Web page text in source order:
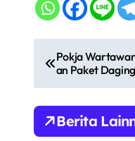
N
a
v
Pokja
an Paket
Berita